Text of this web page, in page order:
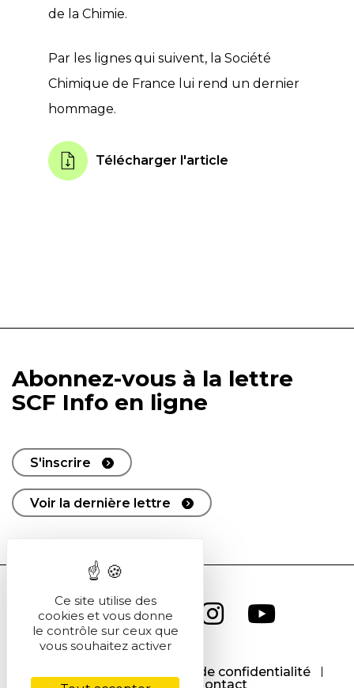
de la Chimie.
Par les lignes qui suivent, la Société
Chimique de France lui rend un dernier
hommage.
Télécharger l'article
Abonnez-vous à la lettre
SCF Info en ligne
S'inscrire
Voir la dernière lettre
Politique de confidentialité
Cookies
Contact
Ce site utilise des
cookies et vous donne
le contrôle sur ceux que
vous souhaitez activer